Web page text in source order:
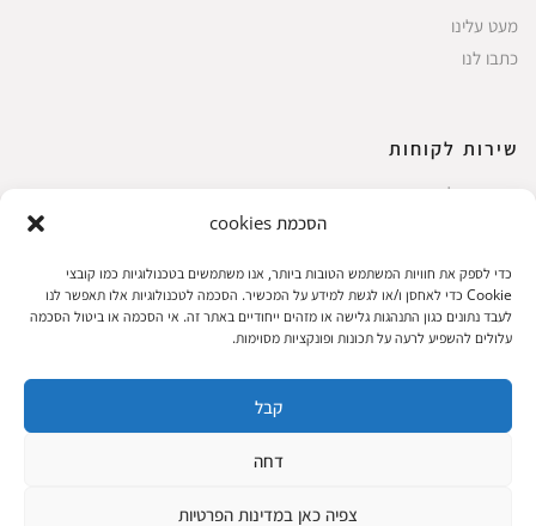
הסכמת cookies
כדי לספק את חוויות המשתמש הטובות ביותר, אנו משתמשים בטכנולוגיות כמו קובצי
Cookie כדי לאחסן ו/או לגשת למידע על המכשיר. הסכמה לטכנולוגיות אלו תאפשר לנו
לעבד נתונים כגון התנהגות גלישה או מזהים ייחודיים באתר זה. אי הסכמה או ביטול הסכמה
עלולים להשפיע לרעה על תכונות ופונקציות מסוימות.
קבל
דחה
צפיה כאן במדינות הפרטיות
מעט עלינו
כתבו לנו
שירות לקוחות
החשבון שלי
עגלת קניות
תקנון אתר